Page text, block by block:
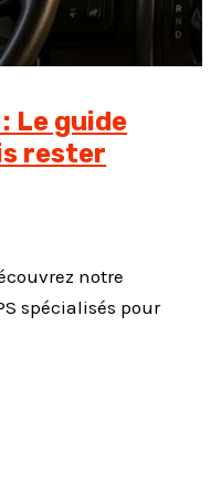
Le guide
rester
notre
spécialisés pour